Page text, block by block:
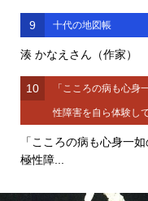
9 十代の地図帳
湊 かなえさん（作家）
10 「こころの病も心
性障害を自ら体験
「こころの病も心身一
極性障...